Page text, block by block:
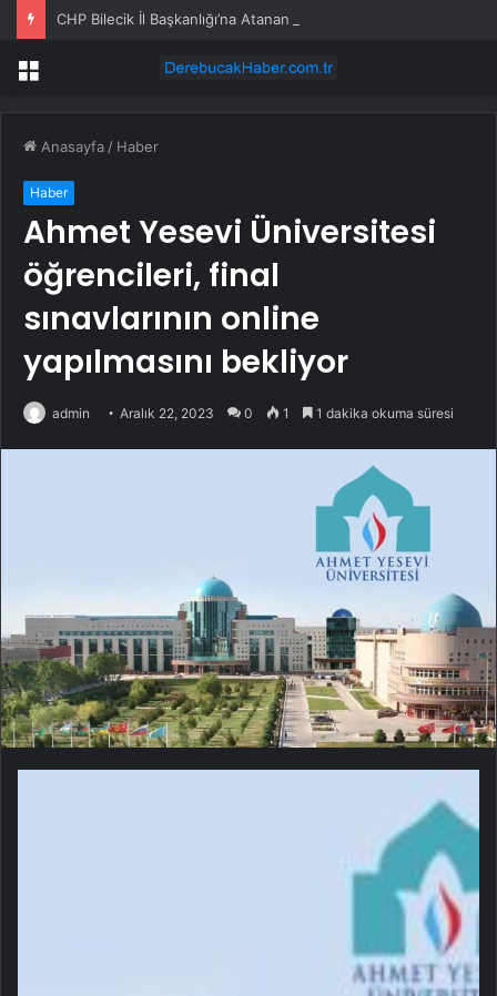
Menü
Anasayfa / Haber
Haber
Ahmet Yesevi Üniversitesi
öğrencileri, final
sınavlarının online
yapılmasını bekliyor
admin Aralık 22, 2023 0 1 1 dakika okuma süresi